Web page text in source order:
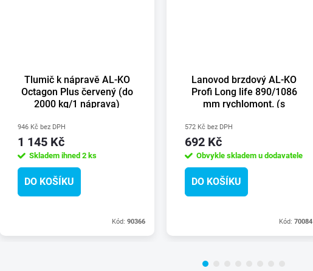
Tlumič k nápravě AL-KO
Octagon Plus červený (do
2000 kg/1 náprava)
946 Kč bez DPH
1 145 Kč
Skladem ihned 2 ks
DO KOŠÍKU
Kód: 90366
Lanovod brzdový AL-KO
Profi Long life 890/1086
mm rychlomont. (s
572 Kč bez DPH
692 Kč
Obvykle skladem u dodavatele
DO KOŠÍKU
Kód: 70084